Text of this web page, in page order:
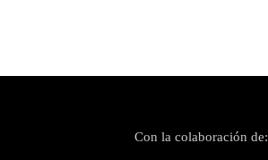
Con la colaboración de: